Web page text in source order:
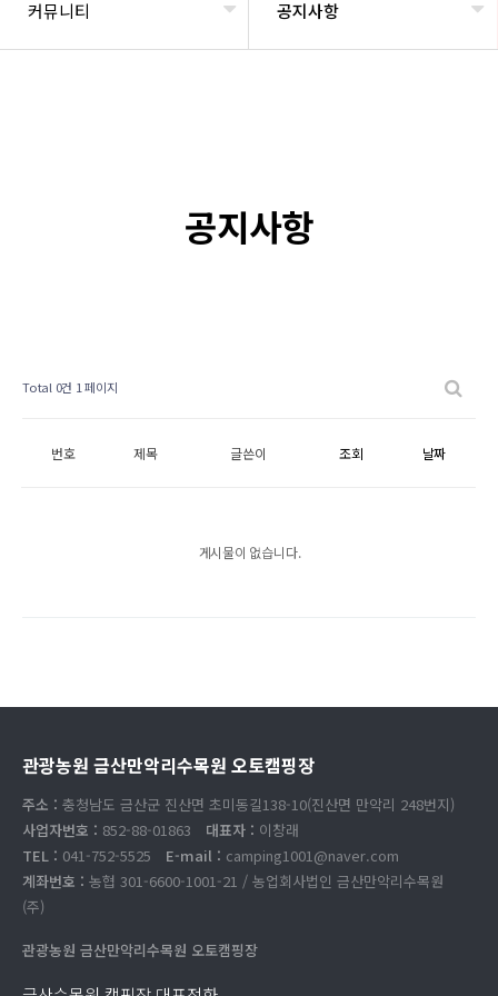
커뮤니티 공지사항
공지사항
Total 0건 1 페이지
번호 제목 글쓴이 조회 날짜
게시물이 없습니다.
관광농원 금산만악리수목원 오토캠핑장
주소 : 충청남도 금산군 진산면 초미동길138-10(진산면 만악리 248번지)
사업자번호 : 852-88-01863 대표자 : 이창래
TEL : 041-752-5525 E-mail : camping1001@naver.com
계좌번호 : 농협 301-6600-1001-21 / 농업회사법인 금산만악리수목원
(주)
관광농원 금산만악리수목원 오토캠핑장